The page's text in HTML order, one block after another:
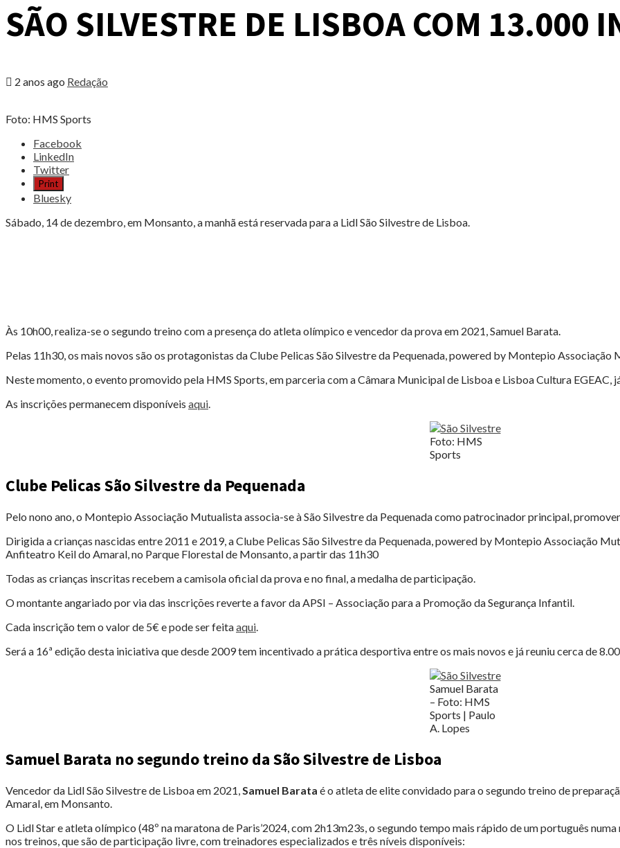
SÃO SILVESTRE DE LISBOA COM 13.000
2 anos ago Redação
Foto: HMS Sports
Share
post
"SÃO
SILVESTRE
LISBOA
Facebook
LinkedIn
Twitter
Print
Bluesky
Sábado, 14 de dezembro, em Monsanto, a manhã está reservada para a Lidl São Silvestre de Lisboa.
Às 10h00, realiza-se o segundo treino com a presença do atleta olímpico e vencedor da prova em 2021, Samuel Barata.
Pelas 11h30, os mais novos são os protagonistas da Clube Pelicas São Silvestre da Pequenada, powered by Montepio Associação
Neste momento, o evento promovido pela HMS Sports, em parceria com a Câmara Municipal de Lisboa e Lisboa Cultura
As inscrições permanecem disponíveis aqui.
Foto: HMS
Sports
Clube Pelicas São Silvestre da Pequenada
Pelo nono ano, o Montepio Associação Mutualista associa-se à São Silvestre da Pequenada como patrocinador principal,
Dirigida a crianças nascidas entre 2011 e 2019, a Clube Pelicas São Silvestre da Pequenada, powered by Montepio Associação
Anfiteatro Keil do Amaral, no Parque Florestal de Monsanto, a partir das 11h30
Todas as crianças inscritas recebem a camisola oficial da prova e no final, a medalha de participação.
O montante angariado por via das inscrições reverte a favor da APSI – Associação para a Promoção da Segurança Infantil.
Cada inscrição tem o valor de 5€ e pode ser feitaaqui.
Será a 16ª edição desta iniciativa que desde 2009 tem incentivado a prática desportiva entre os mais novos e já reuniu cerca de
Samuel Barata
– Foto: HMS
Sports | Paulo
A. Lopes
Samuel Barata no segundo treino da São Silvestre de Lisboa
Vencedor da Lidl São Silvestre de Lisboa em 2021, Samuel Barata é o atleta de elite convidado para o segundo treino de
Amaral, em Monsanto.
O Lidl Star e atleta olímpico (48º na maratona de Paris’2024, com 2h13m23s, o segundo tempo mais rápido de um português
nos treinos, que são de participação livre, com treinadores especializados e três níveis disponíveis: